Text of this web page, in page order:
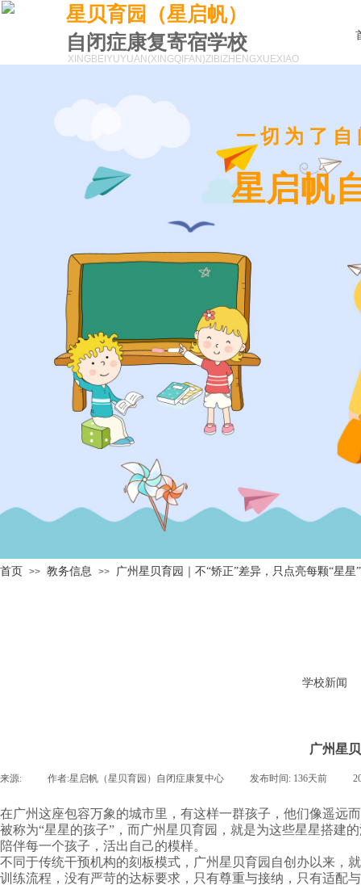
星贝育园（星启帆）
自闭症康复寄宿学校
XINGBEIYUYUAN(XINGQIFAN)ZIBIZHENGXUEXIAO
一切为了
星启帆
首页 >> 教务信息 >> 广州星贝育园｜不“矫正”差异，只点亮每颗“星星
学校新闻
广州星
来源: 作者:星启帆（星贝育园）自闭症康复中心 发布时间: 136天前
在广州这座包容万象的城市里，有这样一群孩子，他们像遥远
被称为“星星的孩子”，而广州星贝育园，就是为这些星星搭
陪伴每一个孩子，活出自己的模样。
不同于传统干预机构的刻板模式，广州星贝育园自创办以来，
训练流程，没有严苛的达标要求，只有尊重与接纳，只有适配